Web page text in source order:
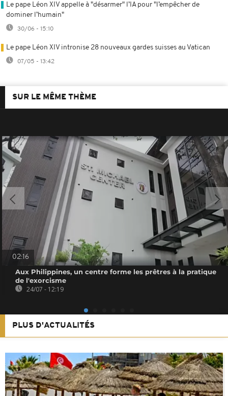
Le pape Léon XIV appelle à "désarmer" l’IA pour "l’empêcher de
dominer l’humain"
30/06 - 15:10
Le pape Léon XIV intronise 28 nouveaux gardes suisses au Vatican
07/05 - 13:42
SUR LE MÊME THÈME
02:16
Aux Philippines, un centre forme les prêtres à la pratique
de l'exorcisme
24/07 - 12:19
PLUS D'ACTUALITÉS